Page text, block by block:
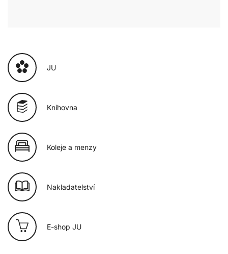
JU
Knihovna
Koleje a menzy
Nakladatelství
E-shop JU